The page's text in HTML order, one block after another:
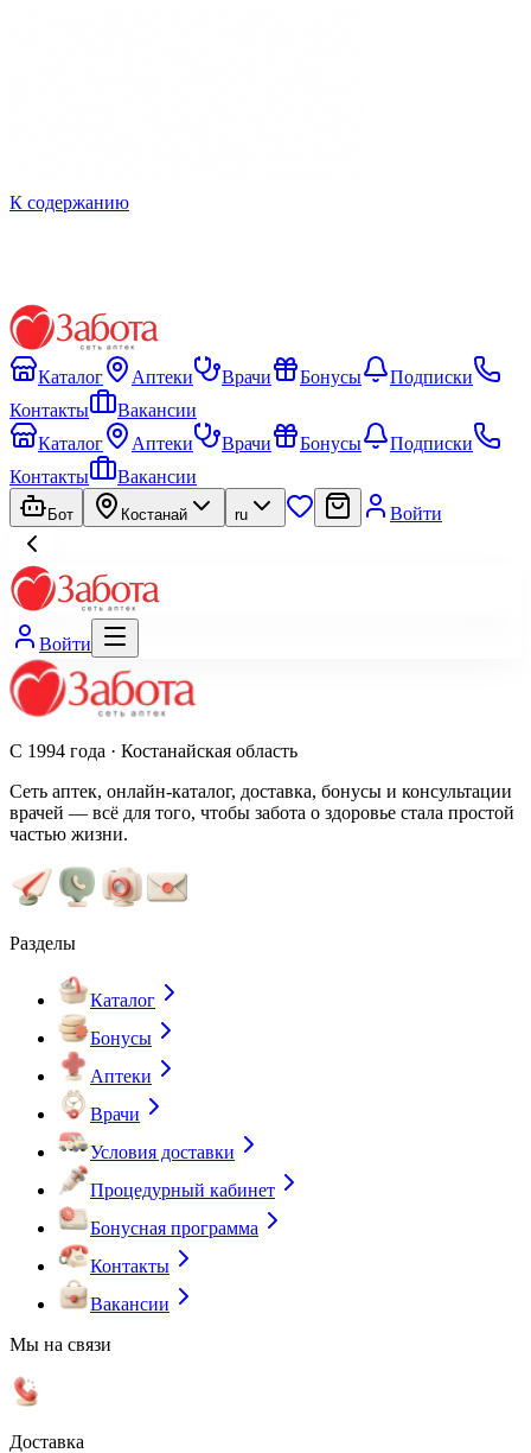
К содержанию
Каталог Аптеки Врачи Бонусы
Подписки
Контакты
Вакансии
Каталог
Аптеки Врачи Бонусы
Подписки
Контакты
Вакансии
Бот Костанай ru Войти
Войти
С 1994 года · Костанайская область
Сеть аптек, онлайн-каталог, доставка, бонусы и консультации
врачей — всё для того, чтобы забота о здоровье стала простой
частью жизни.
Разделы
Каталог
Бонусы
Аптеки
Врачи
Условия доставки
Процедурный кабинет
Бонусная программа
Контакты
Вакансии
Мы на связи
Доставка